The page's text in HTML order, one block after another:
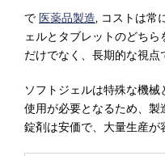
で 医薬品製造, コストは常
ェルとタブレットのどち
だけでなく、長期的な視
ソフトジェルは特殊な機
使用が必要となるため、製
錠剤は安価で、大量生産が